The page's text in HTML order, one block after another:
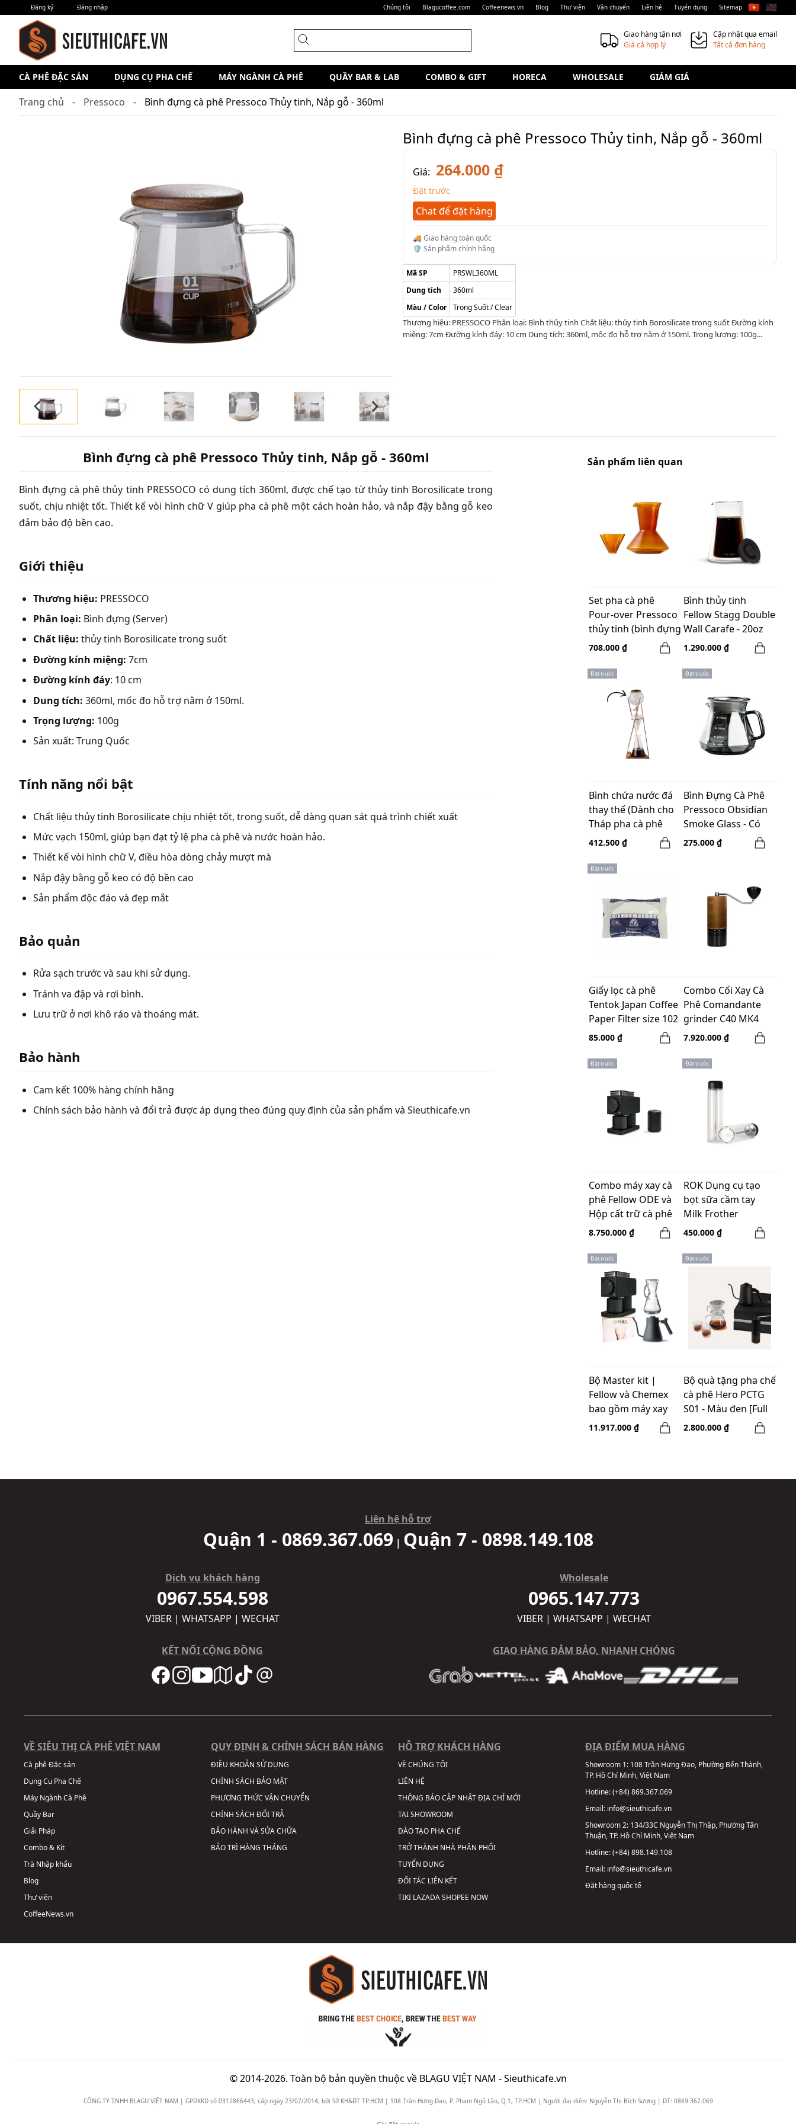
Đăng ký Đăng nhập Chúng tôi Blagucoffee.com Coffeenews.vn Blog Thư viện Vận chuyển Liên hệ Tuyển dụng Sitemap 🇻🇳 🇺🇸
Giao hàng tận nơi
Giá cả hợp lý
Cập nhật qua email
Tất cả đơn hàng
CÀ PHÊ ĐẶC SẢN DỤNG CỤ PHA CHẾ MÁY NGÀNH CÀ PHÊ QUẦY BAR & LAB COMBO & GIFT HORECA WHOLESALE GIẢM GIÁ
Trang chủ Pressoco Bình đựng cà phê Pressoco Thủy tinh, Nắp gỗ - 360ml
Bình đựng cà phê Pressoco Thủy tinh, Nắp gỗ - 360ml
Giá: 264.000 ₫
Đặt trước
Chat để đặt hàng
🚚 Giao hàng toàn quốc
🛡️ Sản phẩm chính hãng
Mã SP
PRSWL360ML
Dung tích
360ml
Màu / Color
Trong Suốt / Clear
Thương hiệu: PRESSOCO Phân loại: Bình thủy tinh Chất liệu: thủy tinh Borosilicate trong suốt Đường kính
miệng: 7cm Đường kính đáy: 10 cm Dung tích: 360ml, mốc đo hỗ trợ nằm ở 150ml. Trọng lượng: 100g...
Bình đựng cà phê Pressoco Thủy tinh, Nắp gỗ - 360ml
Bình đựng cà phê thủy tinh PRESSOCO có dung tích 360ml, được chế tạo từ thủy tinh Borosilicate trong
suốt, chịu nhiệt tốt. Thiết kế vòi hình chữ V giúp pha cà phê một cách hoàn hảo, và nắp đậy bằng gỗ keo
đảm bảo độ bền cao.
Giới thiệu
Thương hiệu: PRESSOCO
Phân loại: Bình đựng (Server)
Chất liệu: thủy tinh Borosilicate trong suốt
Đường kính miệng: 7cm
Đường kính đáy: 10 cm
Dung tích: 360ml, mốc đo hỗ trợ nằm ở 150ml.
Trọng lượng: 100g
Sản xuất: Trung Quốc
Tính năng nổi bật
Chất liệu thủy tinh Borosilicate chịu nhiệt tốt, trong suốt, dễ dàng quan sát quá trình chiết xuất
Mức vạch 150ml, giúp bạn đạt tỷ lệ pha cà phê và nước hoàn hảo.
Thiết kế vòi hình chữ V, điều hòa dòng chảy mượt mà
Nắp đậy bằng gỗ keo có độ bền cao
Sản phẩm độc đáo và đẹp mắt
Bảo quản
Rửa sạch trước và sau khi sử dụng.
Tránh va đập và rơi bình.
Lưu trữ ở nơi khô ráo và thoáng mát.
Bảo hành
Cam kết 100% hàng chính hãng
Chính sách bảo hành và đổi trả được áp dụng theo đúng quy định của sản phẩm và Sieuthicafe.vn
Sản phẩm liên quan
Set pha cà phê
Pour-over Pressoco
thủy tinh (bình đựng
600ml+ Phễu 02)-
708.000 ₫
Bình thủy tinh
Fellow Stagg Double
Wall Carafe - 20oz
1.290.000 ₫
Đặt trước
Bình chứa nước đá
thay thế (Dành cho
Tháp pha cà phê
lạnh Hero Dingyuan
412.500 ₫
Đặt trước
Bình Đựng Cà Phê
Pressoco Obsidian
Smoke Glass - Có
Nắp Đậy - 400ML
275.000 ₫
Đặt trước
Giấy lọc cà phê
Tentok Japan Coffee
Paper Filter size 102
White (2-4 cups)
85.000 ₫
Combo Cối Xay Cà
Phê Comandante
grinder C40 MK4
Nitro Blade Black -
made in Germany +
LEE_T Comandante
7.920.000 ₫
Đặt trước
Combo máy xay cà
phê Fellow ODE và
Hộp cất trữ cà phê
Fellow Atmos
8.750.000 ₫
Đặt trước
ROK Dụng cụ tạo
bọt sữa cầm tay
Milk Frother
450.000 ₫
Đặt trước
Bộ Master kit |
Fellow và Chemex
bao gồm máy xay
Ode & Bình thủy
tinh Chemex 3 cups
11.917.000 ₫
Đặt trước
Bộ quà tặng pha chế
cà phê Hero PCTG
S01 - Màu đen [Full
gift set Pour Over]
2.800.000 ₫
Liên hệ hỗ trợ
Quận 1 - 0869.367.069 | Quận 7 - 0898.149.108
Dịch vụ khách hàng
0967.554.598
VIBER | WHATSAPP | WECHAT
Wholesale
0965.147.773
VIBER | WHATSAPP | WECHAT
KẾT NỐI CỘNG ĐỒNG GIAO HÀNG ĐẢM BẢO, NHANH CHÓNG
VỀ SIÊU THỊ CÀ PHÊ VIỆT NAM
Cà phê Đặc sản
Dụng Cụ Pha Chế
Máy Ngành Cà Phê
Quầy Bar
Giải Pháp
Combo & Kit
Trà Nhập khẩu
Blog
Thư viện
CoffeeNews.vn
QUY ĐỊNH & CHÍNH SÁCH BÁN HÀNG
ĐIỀU KHOẢN SỬ DỤNG
CHÍNH SÁCH BẢO MẬT
PHƯƠNG THỨC VẬN CHUYỂN
CHÍNH SÁCH ĐỔI TRẢ
BẢO HÀNH VÀ SỬA CHỮA
BẢO TRÌ HÀNG THÁNG
HỖ TRỢ KHÁCH HÀNG
VỀ CHÚNG TÔI
LIÊN HỆ
THÔNG BÁO CẬP NHẬT ĐỊA CHỈ MỚI
TẠI SHOWROOM
ĐÀO TẠO PHA CHẾ
TRỞ THÀNH NHÀ PHÂN PHỐI
TUYỂN DỤNG
ĐỐI TÁC LIÊN KẾT
TIKI LAZADASHOPEE NOW
ĐỊA ĐIỂM MUA HÀNG
Showroom 1: 108 Trần Hưng Đạo, Phường Bến Thành,
TP. Hồ Chí Minh, Việt Nam
Hotline:(+84) 869.367.069
Email: info@sieuthicafe.vn
Showroom 2: 134/33C Nguyễn Thị Thập, Phường Tân
Thuận, TP. Hồ Chí Minh, Việt Nam
Hotline:(+84) 898.149.108
Email: info@sieuthicafe.vn
Đặt hàng quốc tế
© 2014-2026. Toàn bộ bản quyền thuộc về BLAGU VIỆT NAM -Sieuthicafe.vn
CÔNG TY TNHH BLAGU VIỆT NAM | GPĐKKD số 0312866443, cấp ngày 23/07/2014, bởi Sở KH&ĐT TP.HCM | 108 Trần Hưng Đạo, P. Phạm Ngũ Lão, Q.1, TP.HCM | Người đại diện: Nguyễn Thị Bích Sương | ĐT: 0869.367.069